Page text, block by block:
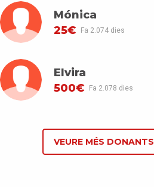
Mónica
25€
Fa 2.074 dies
Elvira
500€
Fa 2.078 dies
VEURE MÉS DONANTS